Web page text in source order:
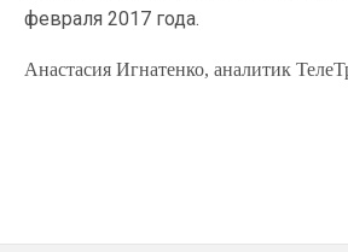
февраля 2017 года.
Анастасия Игнатенко, аналитик